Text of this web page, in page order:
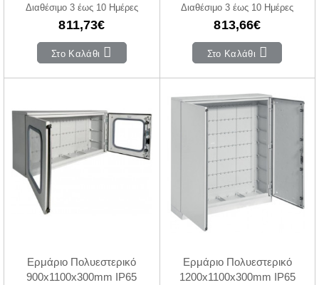
Διαθέσιμο 3 έως 10 Ημέρες
811,73€
Στο Καλάθι
Διαθέσιμο 3 έως 10 Ημέρες
813,66€
Στο Καλάθι
Ερμάριο Πολυεστερικό
900x1100x300mm IP65
Ερμάριο Πολυεστερικό
1200x1100x300mm IP65